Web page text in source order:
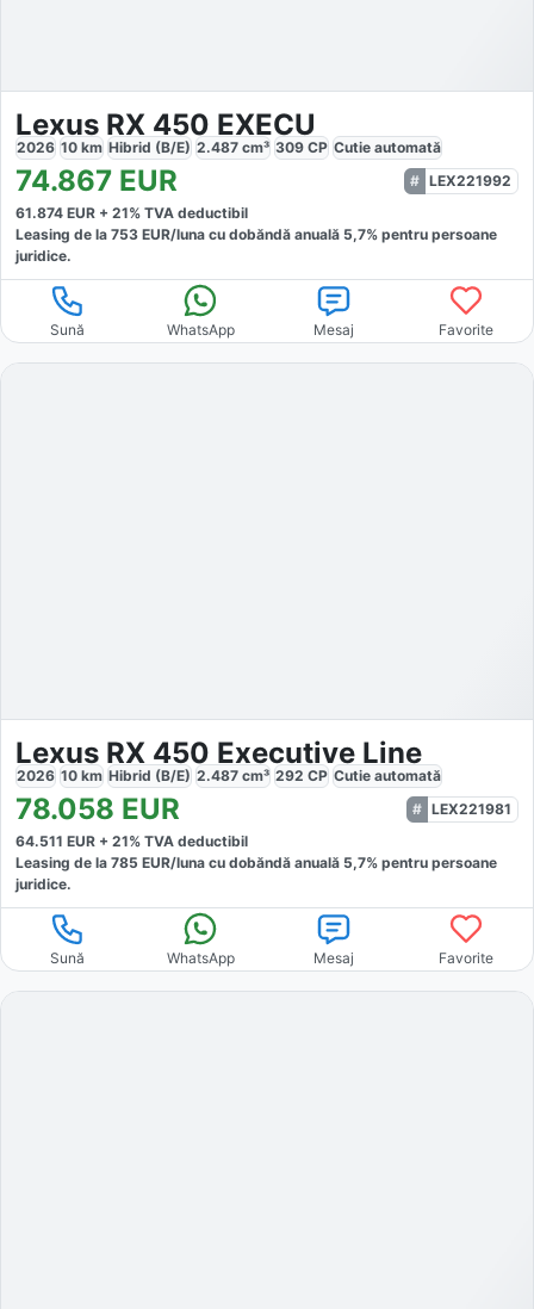
Lexus RX 450 EXECU
2026 10 km Hibrid (B/E) 2.487 cm³ 309 CP Cutie automată
74.867 EUR
LEX221992
61.874 EUR + 21% TVA deductibil
Leasing de la 753 EUR/luna cu dobăndă anuală 5,7% pentru persoane
juridice.
Sună WhatsApp Mesaj Favorite
Lexus RX 450 Executive Line
2026 10 km Hibrid (B/E) 2.487 cm³ 292 CP Cutie automată
78.058 EUR
LEX221981
64.511 EUR + 21% TVA deductibil
Leasing de la 785 EUR/luna cu dobăndă anuală 5,7% pentru persoane
juridice.
Sună WhatsApp Mesaj Favorite